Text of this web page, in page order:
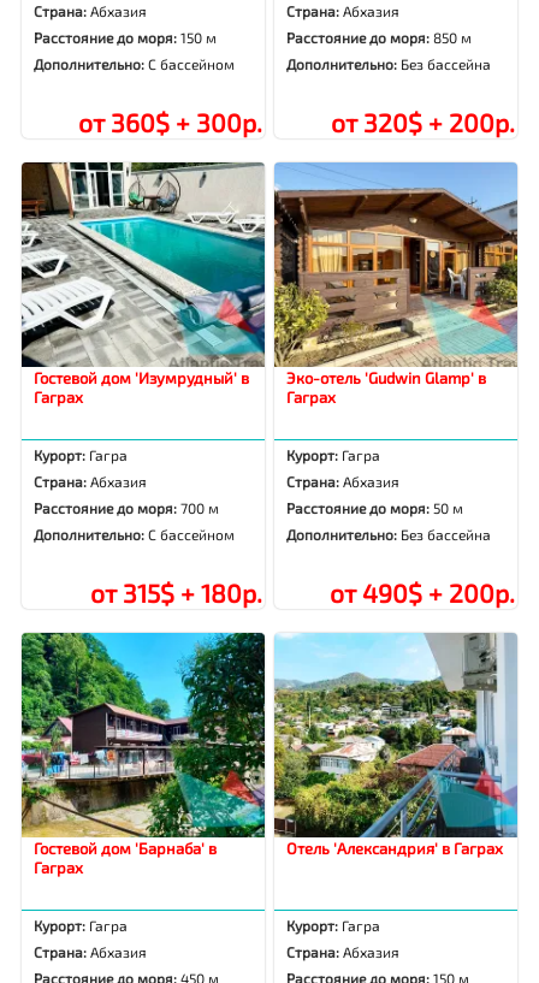
Страна: Абхазия
Расстояние до моря:150 м
Дополнительно:С бассейном
от 360$ + 300р.
Страна: Абхазия
Расстояние до моря:850 м
Дополнительно: Без бассейна
от 320$ + 200р.
Гостевой дом 'Изумрудный' в
Гаграх
Курорт: Гагра
Страна: Абхазия
Расстояние до моря:700 м
Дополнительно:С бассейном
от 315$ + 180р.
Эко-отель 'Gudwin Glamp' в
Гаграх
Курорт: Гагра
Страна: Абхазия
Расстояние до моря: 50 м
Дополнительно: Без бассейна
от 490$ + 200р.
Гостевой дом 'Барнаба' в
Гаграх
Курорт: Гагра
Страна: Абхазия
Расстояние до моря:450 м
Отель 'Александрия' в Гаграх
Курорт: Гагра
Страна: Абхазия
Расстояние до моря:150 м